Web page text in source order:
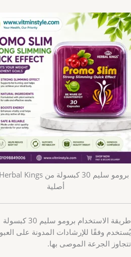
أصلية
طريقة الاستخدام برومو سليم 30 كبسولة
يُستخدم وفقًا للإرشادات المدونة على
تتجاوز الجرعة الموصى بها.